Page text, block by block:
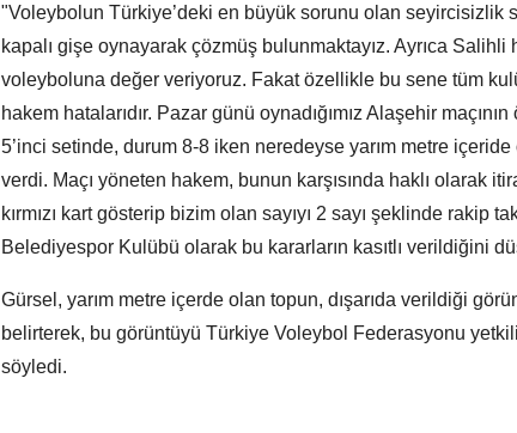
"Voleybolun Türkiye’deki en büyük sorunu olan seyircisizlik
kapalı gişe oynayarak çözmüş bulunmaktayız. Ayrıca Salihli
voleyboluna değer veriyoruz. Fakat özellikle bu sene tüm
hakem hatalarıdır. Pazar günü oynadığımız Alaşehir
5’inci setinde, durum 8-8 iken neredeyse yarım metre içeride
verdi. Maçı yöneten hakem, bunun karşısında haklı olarak
kırmızı kart gösterip bizim olan sayıyı 2 sayı şeklinde rakip
Belediyespor Kulübü olarak bu kararların kasıtlı verildiğini
Gürsel, yarım metre içerde olan topun, dışarıda verildiği
belirterek, bu görüntüyü Türkiye Voleybol Federasyonu
söyledi.